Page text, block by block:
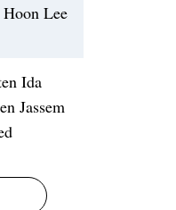
Lee
Ida
Jassem